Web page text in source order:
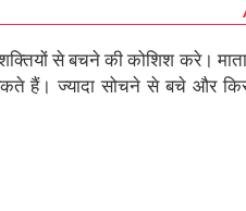
से बचने की कोशिश करे।
हैं। ज्यादा सोचने से बचे और